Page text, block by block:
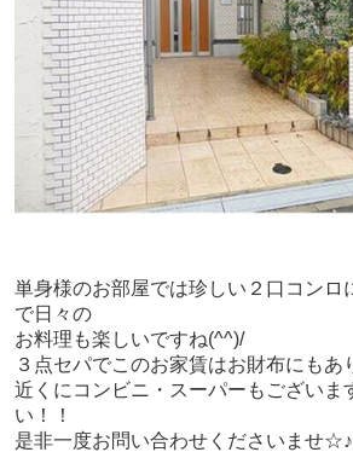
単身様のお部屋では珍しい２口コンロ
で日々の
お料理も楽しいですね(^^)/
３点セパでこのお家賃はお財布にも
近くにコンビニ・スーパーもございま
い！！
是非一度お問い合わせくださいませ☆♪